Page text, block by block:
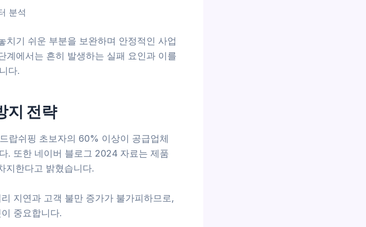
분석
치기 쉬운 부분을 보완하며 안정적인 사업
계에서는 흔히 발생하는 실패 요인과 이를
다.
지 전략
랍쉬핑 초보자의 60% 이상이 공급업체
. 또한 네이버 블로그 2024 자료는 제품
지한다고 밝혔습니다.
지연과 고객 불만 증가가 불가피하므로,
중요합니다.